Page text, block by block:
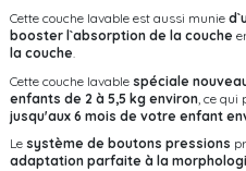
Cette couche lavable est aussi munie
booster l`absorption de la couche
la couche.
Cette couche lavable spéciale
enfants de 2 à 5,5 kg environ , ce
jusqu'aux 6 mois de votre enfant
Le système de boutons pressions
adaptation parfaite à la